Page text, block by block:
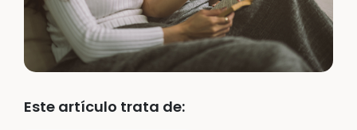
Este artículo trata de: